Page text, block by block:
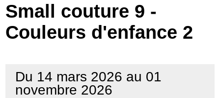
Economie
Services
Small couture 9 -
Couleurs d'enfance 2
Du 14 mars 2026 au 01
novembre 2026